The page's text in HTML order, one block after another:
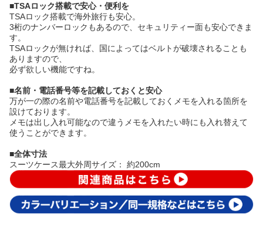
■TSAロック搭載で安心・便利を
TSAロック搭載で海外旅行も安心。
3桁のナンバーロックもあるので、セキュリティー面も安心できま
す。
TSAロックが無ければ、国によってはベルトが破壊されることも
ありますので、
必ず欲しい機能ですね。
■名前・電話番号等を記載しておくと安心
万が一の際の名前や電話番号を記載しておくメモを入れる箇所を
設けております。
メモは出し入れ可能なので違うメモを入れたい時にも入れ替えて
使うことができます。
■全体寸法
スーツケース最大外周サイズ： 約200cm